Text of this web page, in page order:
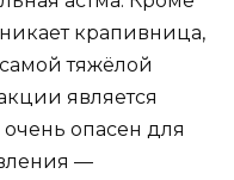
крапивница,
тяжёлой
является
опасен для
—